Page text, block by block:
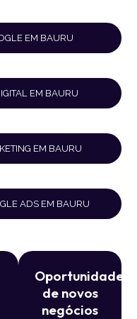
EM BAURU
EM BAURU
EM BAURU
ADS EM BAURU
Oportunidade
de novos
negócios